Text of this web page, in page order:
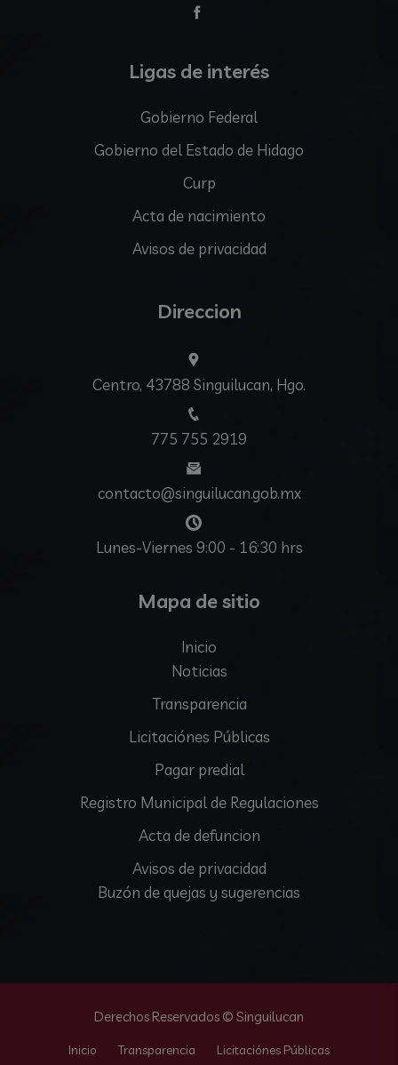
Ligas de interés
Gobierno Federal
Gobierno del Estado de Hidago
Curp
Acta de nacimiento
Avisos de privacidad
Direccion
Centro, 43788 Singuilucan, Hgo.
775 755 2919
contacto@singuilucan.gob.mx
Lunes-Viernes 9:00 - 16:30 hrs
Mapa de sitio
Inicio
Noticias
Transparencia
Licitaciónes Públicas
Pagar predial
Registro Municipal de Regulaciones
Acta de defuncion
Avisos de privacidad
Buzón de quejas y sugerencias
Derechos Reservados © Singuilucan
Inicio Transparencia Licitaciónes Públicas